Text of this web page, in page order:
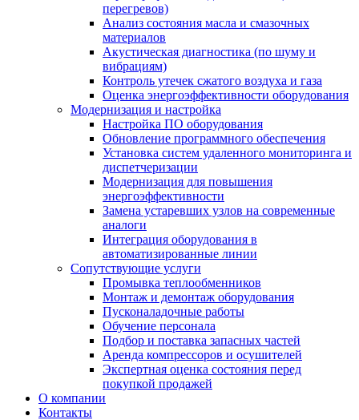
перегревов)
Анализ состояния масла и смазочных
материалов
Акустическая диагностика (по шуму и
вибрациям)
Контроль утечек сжатого воздуха и газа
Оценка энергоэффективности оборудования
Модернизация и настройка
Настройка ПО оборудования
Обновление программного обеспечения
Установка систем удаленного мониторинга и
диспетчеризации
Модернизация для повышения
энергоэффективности
Замена устаревших узлов на современные
аналоги
Интеграция оборудования в
автоматизированные линии
Сопутствующие услуги
Промывка теплообменников
Монтаж и демонтаж оборудования
Пусконаладочные работы
Обучение персонала
Подбор и поставка запасных частей
Аренда компрессоров и осушителей
Экспертная оценка состояния перед
покупкой продажей
О компании
Контакты